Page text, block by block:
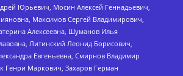
Юрьевич, Мосин Алексей Геннадьевич,
Максимов Сергей Владимирович,
Алексеевна, Шуманов Илья
Литинский Леонид Борисович,
Евгеньевна, Смирнов Владимир
Генри Маркович, Захаров Герман